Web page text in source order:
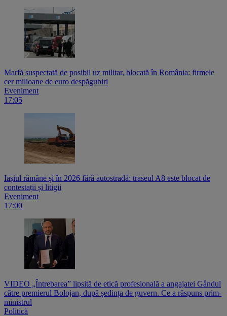
Marfă suspectată de posibil uz militar, blocată în România: firmele
cer milioane de euro despăgubiri
Eveniment
17:05
Iașiul rămâne și în 2026 fără autostradă: traseul A8 este blocat de
contestații și litigii
Eveniment
17:00
VIDEO „Întrebarea” lipsită de etică profesională a angajatei Gândul
către premierul Bolojan, după ședința de guvern. Ce a răspuns prim-
ministrul
Politică